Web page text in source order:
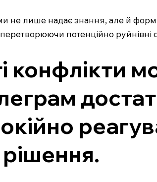
не лише надає знання, але й
потенційно руйнівні
конфлікти